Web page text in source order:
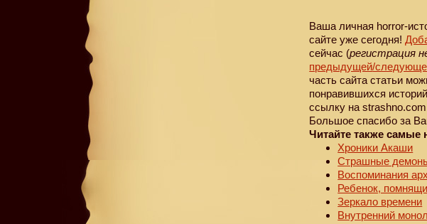
Ваша личная horror-
сайте уже сегодня!
сейчас (регистрация
предыдущей/
часть сайта статьи
понравившихся
ссылку на strashno.com
Большое спасибо за
Читайте также самые
Хроники Акаши
Страшные
Воспоминания
Ребенок,
Зеркало времени
Внутренний